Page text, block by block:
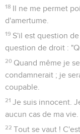
18 Il ne me permet
d'amertume.
19 S'il est question
question de droit :
20 Quand même je
condamnerait ; je
coupable.
21 Je suis innocent.
aucun cas de ma vie.
22 Tout se vaut !